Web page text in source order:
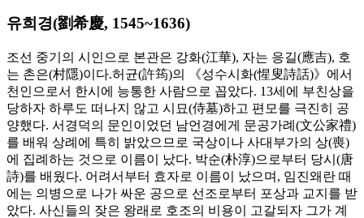
유희경(劉希慶, 1545~1636)
조선 중기의 시인으로 본관은 강화(江華), 자는 응길(應吉), 호
는 촌은(村隱)이다.허균(許筠)의 《성수시화(惺叟詩話)》에서
천인으로서 한시에 능통한 사람으로 꼽았다. 13세에 부친상을
당하자 하루도 떠나지 않고 시묘(侍墓)하고 편모를 극진히 공
양했다. 서경덕의 문인이었던 남언경에게 문공가례(文公家禮)
를 배워 상례에 특히 밝았으므로 국상이나 사대부가의 상(喪)
에 집례하는 것으로 이름이 났다. 박순(朴淳)으로부터 당시(唐
詩)를 배웠다. 어려서부터 효자로 이름이 났으며, 임진왜란 때
에는 의병으로 나가 싸운 공으로 선조로부터 포상과 교지를 받
았다. 사신들의 잦은 왕래로 호조의 비용이 고갈되자 그가 계